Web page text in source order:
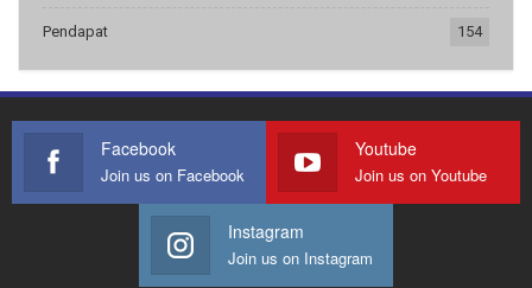
Pendapat 154
Facebook
Join us on Facebook
Youtube
Join us on Youtube
Instagram
Join us on Instagram